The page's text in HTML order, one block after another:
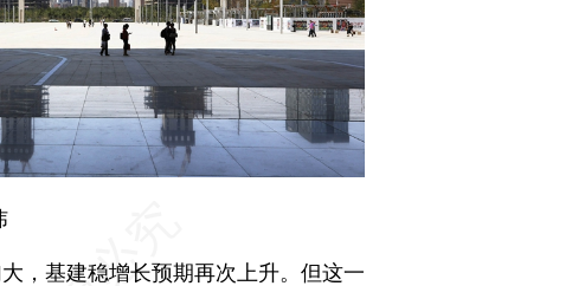
基建稳增长预期再次上升。但这一